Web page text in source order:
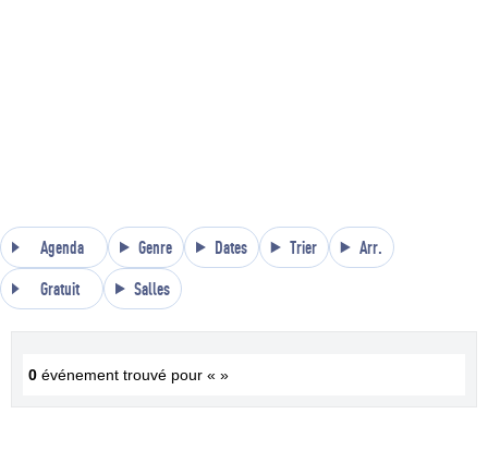
Agenda Genre Dates Trier Arr.
Gratuit Salles
0 événement trouvé pour « »